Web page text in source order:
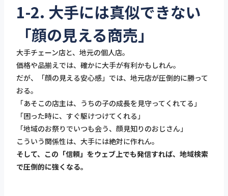
1-2. 大手には真似できない
「顔の見える商売」
大手チェーン店と、地元の個人店。
価格や品揃えでは、確かに大手が有利かもしれん。
だが、「顔の見える安心感」では、地元店が圧倒的に勝って
おる。
「あそこの店主は、うちの子の成長を見守ってくれてる」
「困った時に、すぐ駆けつけてくれる」
「地域のお祭りでいつも会う、顔見知りのおじさん」
こういう関係性は、大手には絶対に作れん。
そして、この「信頼」をウェブ上でも発信すれば、地域検索
で圧倒的に強くなる。